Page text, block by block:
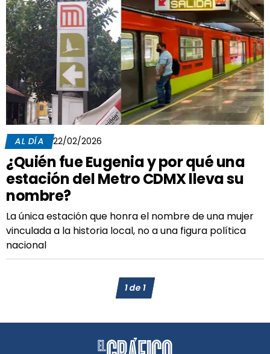
AL DÍA 22/02/2026
¿Quién fue Eugenia y por qué una
estación del Metro CDMX lleva su
nombre?
La única estación que honra el nombre de una mujer
vinculada a la historia local, no a una figura política
nacional
1de1